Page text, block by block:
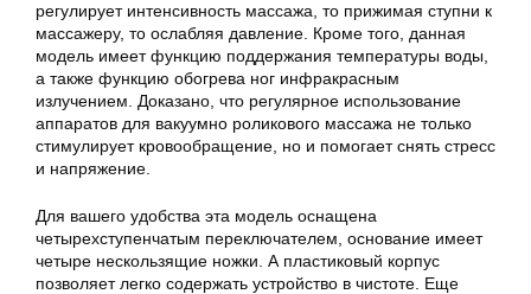
регулирует интенсивность массажа, то прижимая ступни к
массажеру, то ослабляя давление. Кроме того, данная
модель имеет функцию поддержания температуры воды,
а также функцию обогрева ног инфракрасным
излучением. Доказано, что регулярное использование
аппаратов для вакуумно роликового массажа не только
стимулирует кровообращение, но и помогает снять стресс
и напряжение.
Для вашего удобства эта модель оснащена
четырехступенчатым переключателем, основание имеет
четыре нескользящие ножки. А пластиковый корпус
позволяет легко содержать устройство в чистоте. Еще